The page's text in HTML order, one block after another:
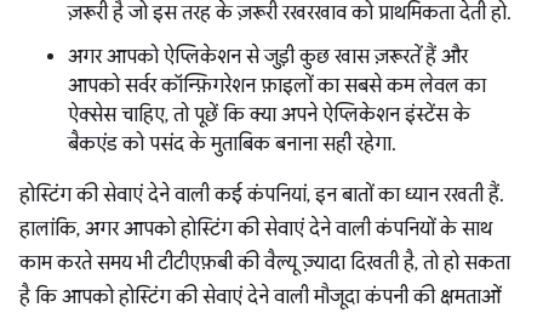
ज़रूरी है जो इस तरह के ज़रूरी रखरखाव को प्राथमिकता देती हो.
अगर आपको ऐप्लिकेशन से जुड़ी कुछ खास ज़रूरतें हैं और
आपको सर्वर कॉन्फ़िगरेशन फ़ाइलों का सबसे कम लेवल का
ऐक्सेस चाहिए, तो पूछें कि क्या अपने ऐप्लिकेशन इंस्टेंस के
बैकएंड को पसंद के मुताबिक बनाना सही रहेगा.
होस्टिंग की सेवाएं देने वाली कई कंपनियां, इन बातों का ध्यान रखती हैं.
हालांकि, अगर आपको होस्टिंग की सेवाएं देने वाली कंपनियों के साथ
काम करते समय भी टीटीएफ़बी की वैल्यू ज़्यादा दिखती है, तो हो सकता
है कि आपको होस्टिंग की सेवाएं देने वाली मौजूदा कंपनी की क्षमताओं